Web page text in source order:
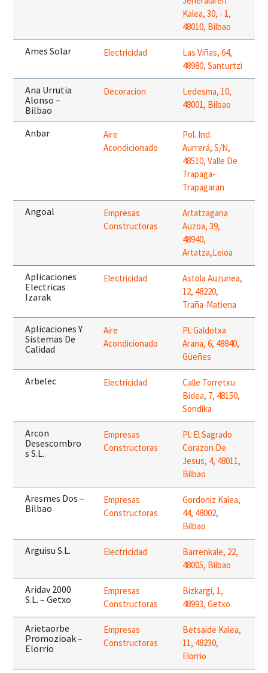
Kalea, 30, - 1,
48010, Bilbao
Ames Solar Electricidad
Las Viñas, 64,
48980, Santurtzi
Ana Urrutia
Alonso –
Bilbao
Decoracion
Ledesma, 10,
48001, Bilbao
Anbar
Aire
Acondicionado
Pol. Ind.
Aurrerá, S/N,
48510, Valle De
Trapaga-
Trapagaran
Angoal
Empresas
Constructoras
Artatzagana
Auzoa, 39,
48940,
Artatza,Leioa
Aplicaciones
Electricas
Izarak
Electricidad
Astola Auzunea,
12, 48220,
Traña-Matiena
Aplicaciones Y
Sistemas De
Calidad
Aire
Acondicionado
Pl. Galdotxa
Arana, 6, 48840,
Güeñes
Arbelec Electricidad
Calle Torretxu
Bidea, 7, 48150,
Sondika
Arcon
Desescombro
s S.L.
Empresas
Constructoras
Pl. El Sagrado
Corazon De
Jesus, 4, 48011,
Bilbao
Aresmes Dos –
Bilbao
Empresas
Constructoras
Gordoniz Kalea,
44, 48002,
Bilbao
Arguisu S.L. Electricidad
Barrenkale, 22,
48005, Bilbao
Aridav 2000
S.L. – Getxo
Empresas
Constructoras
Bizkargi, 1,
48993, Getxo
Arietaorbe
Promozioak –
Elorrio
Empresas
Constructoras
Betsaide Kalea,
11, 48230,
Elorrio